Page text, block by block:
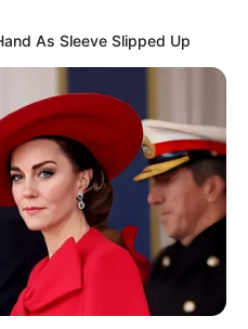
As Sleeve Slipped Up